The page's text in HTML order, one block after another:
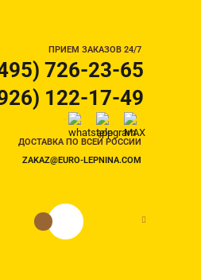
ПРИЕМ ЗАКАЗОВ 24/7
726-23-65
122-17-49
ДОСТАВКА ПО ВСЕЙ РОССИИ
ZAKAZ@EURO-LEPNINA.COM